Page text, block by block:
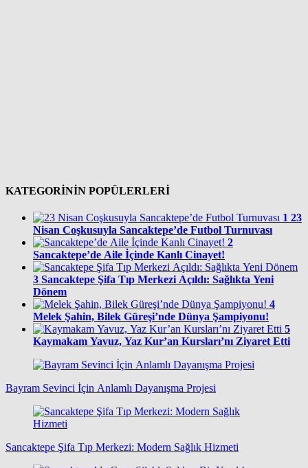
KATEGORİNİN POPÜLERLERİ
1 23
Nisan Coşkusuyla Sancaktepe’de Futbol Turnuvası
2
Sancaktepe’de Aile İçinde Kanlı Cinayet!
3 Sancaktepe Şifa Tıp Merkezi Açıldı: Sağlıkta Yeni
Dönem
4
Melek Şahin, Bilek Güreşi’nde Dünya Şampiyonu!
5
Kaymakam Yavuz, Yaz Kur’an Kursları’nı Ziyaret Etti
Bayram Sevinci İçin Anlamlı Dayanışma Projesi
Sancaktepe Şifa Tıp Merkezi: Modern Sağlık Hizmeti